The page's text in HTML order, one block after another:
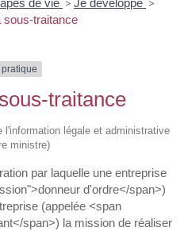
de vie > Je développe >
sous-traitance
pratique
traitance
légale et administrative
ministre)
par laquelle une entreprise
d'ordre</span>)
(appelée <span
span>) la mission de réaliser